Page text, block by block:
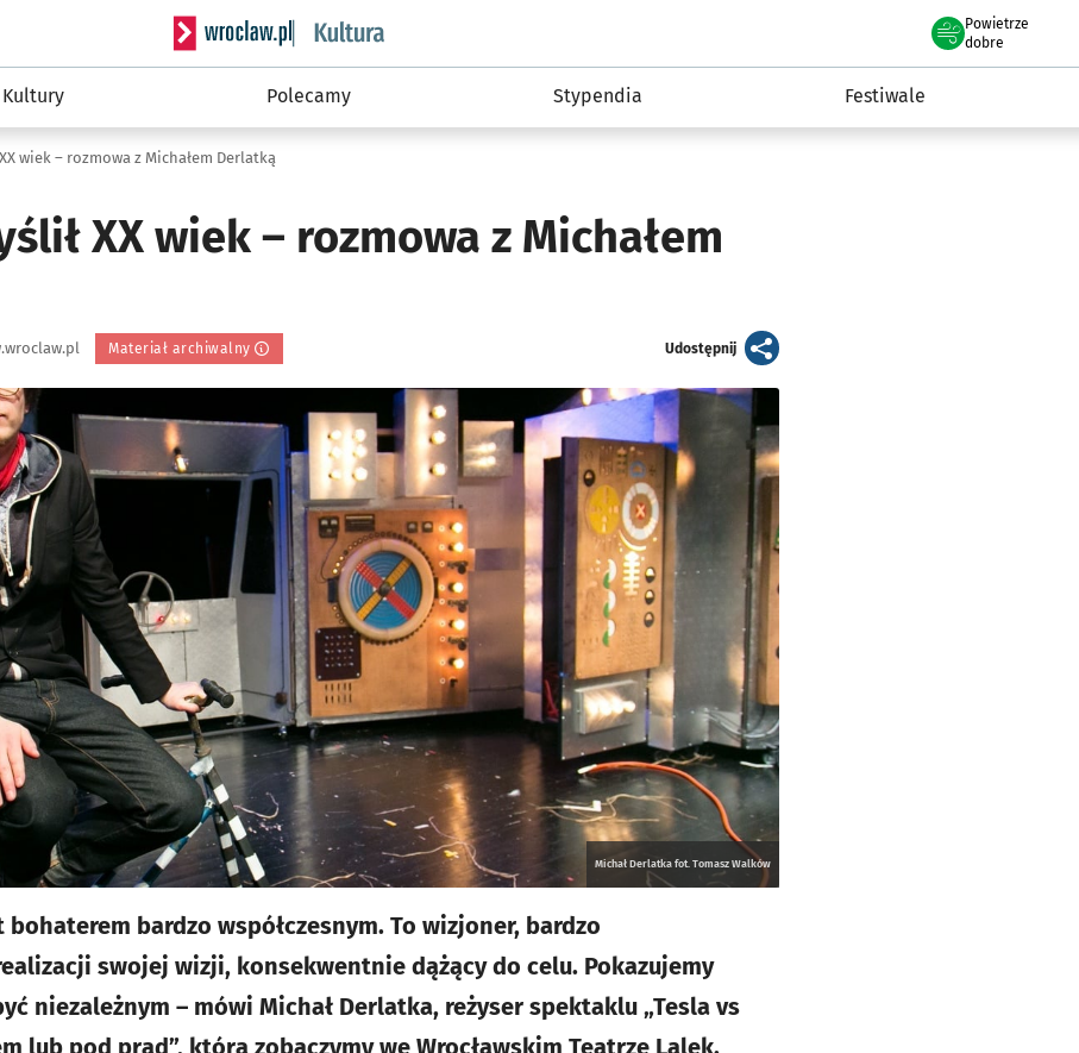
Serwis informacyjny wroclaw.pl podserwis: Kultura
Powietrze
we Wrocławiu
dobre
Kultury Polecamy Stypendia Festiwale
wiek – rozmowa z Michałem Derlatką
XX wiek – rozmowa z Michałem
Materiał archiwalny Udostępnijartykuł
Michał Derlatka fot. Tomasz Walków
bohaterem bardzo współczesnym. To wizjoner, bardzo
swojej wizji, konsekwentnie dążący do celu. Pokazujemy
niezależnym – mówi Michał Derlatka, reżyser spektaklu „Tesla vs
lub pod prąd”, którą zobaczymy we Wrocławskim Teatrze Lalek.